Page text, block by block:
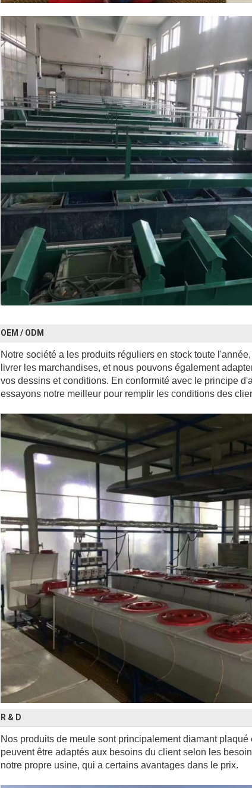
OEM / ODM
Notre société a les produits réguliers en stock toute
livrer les marchandises, et nous pouvons également
vos dessins et conditions. En conformité avec le principe
essayons notre meilleur pour remplir les conditions des
R & D
Nos produits de meule sont principalement diamant
peuvent être adaptés aux besoins du client selon les
notre propre usine, qui a certains avantages dans le prix.